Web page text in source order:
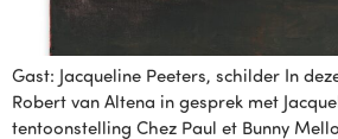
Gast: Jacqueline Peeters, schilder In
Robert van Altena in gesprek met
tentoonstelling Chez Paul et Bunny